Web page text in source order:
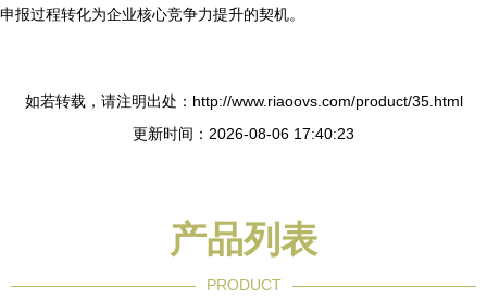
申报过程转化为企业核心竞争力提升的契机。
如若转载，请注明出处：http://www.riaoovs.com/product/35.html
更新时间：2026-08-06 17:40:23
产品列表
PRODUCT